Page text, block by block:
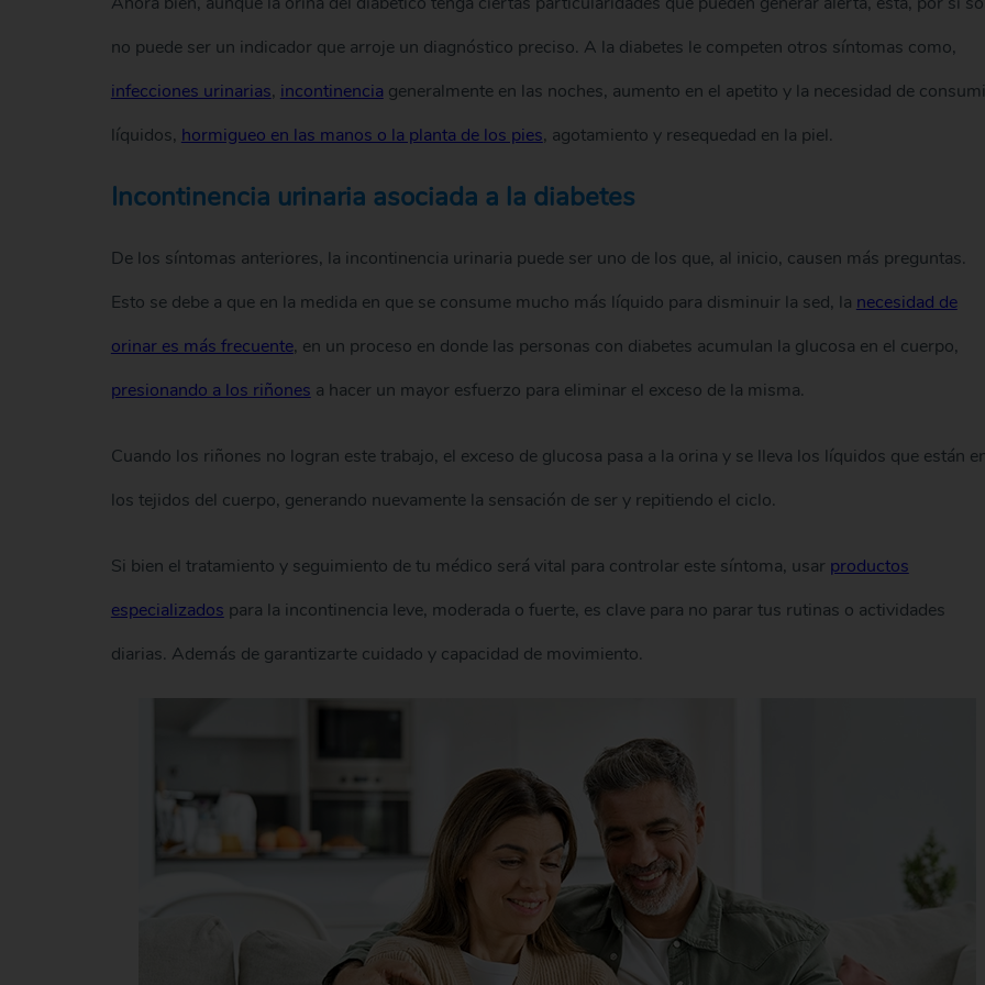
no puede ser un indicador que arroje un diagnóstico preciso. A la diabetes le competen otros síntomas como,
infecciones urinarias, incontinencia generalmente en las noches, aumento en el apetito y la necesidad de
líquidos, hormigueo en las manos o la planta de los pies, agotamiento y resequedad en la piel.
Incontinencia urinaria asociada a la diabetes
De los síntomas anteriores, la incontinencia urinaria puede ser uno de los que, al inicio, causen más preguntas.
Esto se debe a que en la medida en que se consume mucho más líquido para disminuir la sed, la necesidad de
orinar es más frecuente, en un proceso en donde las personas con diabetes acumulan la glucosa en el cuerpo,
presionando a los riñones a hacer un mayor esfuerzo para eliminar el exceso de la misma.
Cuando los riñones no logran este trabajo, el exceso de glucosa pasa a la orina y se lleva los líquidos que están
los tejidos del cuerpo, generando nuevamente la sensación de ser y repitiendo el ciclo.
Si bien el tratamiento y seguimiento de tu médico será vital para controlar este síntoma, usar productos
especializados para la incontinencia leve, moderada o fuerte, es clave para no parar tus rutinas o actividades
diarias. Además de garantizarte cuidado y capacidad de movimiento.